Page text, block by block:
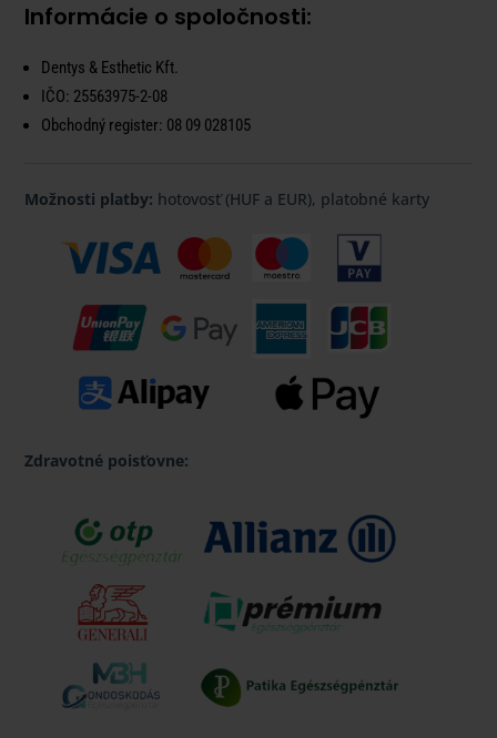
Informácie o spoločnosti:
Dentys & Esthetic Kft.
IČO: 25563975-2-08
Obchodný register: 08 09 028105
Možnosti platby: hotovosť (HUF a EUR), platobné karty
Zdravotné poisťovne: